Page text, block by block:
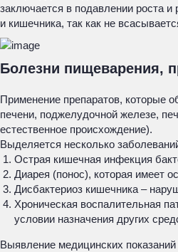
заключается в подавлении роста
и кишечника, так как не
Болезни пищеварения,
Применение препаратов, которые
печени, поджелудочной железе,
естественное происхождение).
Выделяется несколько
Острая кишечная инфекция
Диарея (понос), которая имеет
Дисбактериоз кишечника –
Хроническая воспалительная
условии назначения других
Выявление медицинских